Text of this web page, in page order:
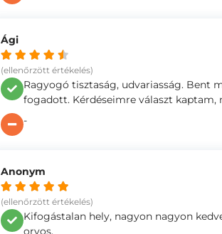
Ági
(ellenőrzött értékelés)
Ragyogó tisztaság, udvariasság. Bent
fogadott. Kérdéseimre választ
-
Anonym
(ellenőrzött értékelés)
Kifogástalan hely, nagyon nagyon
orvos.